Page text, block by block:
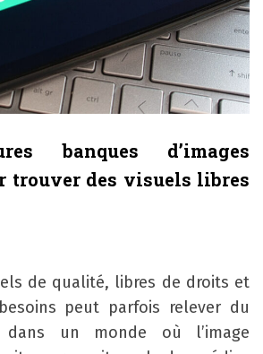
banques d’images
trouver des visuels libres
de qualité, libres de droits et
peut parfois relever du
dans un monde où l’image